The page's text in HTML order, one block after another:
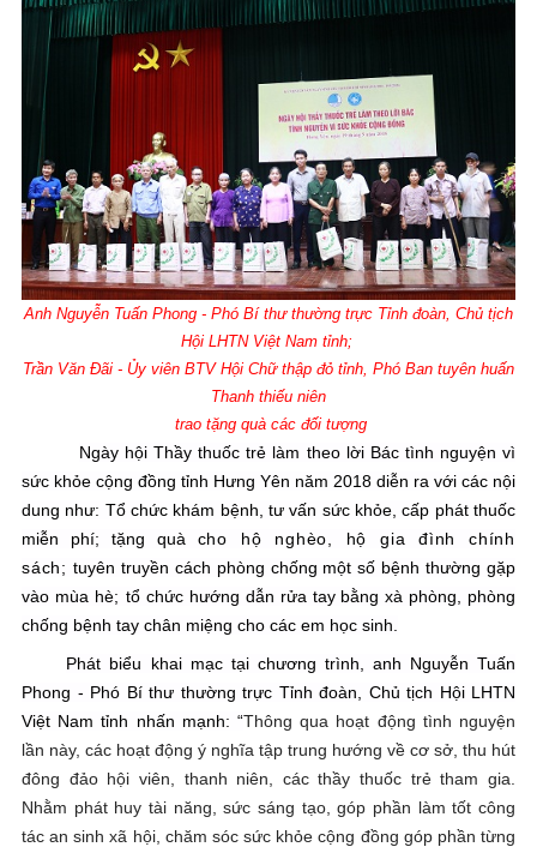
Anh Nguyễn Tuấn Phong - Phó Bí thư thường trực Tỉnh đoàn, Chủ tịch
Hội LHTN Việt Nam tỉnh;
Trần Văn Đãi - Ủy viên BTV Hội Chữ thập đỏ tỉnh, Phó Ban tuyên huấn
Thanh thiếu niên
trao tặng quà các đối tượng
Ngày hội Thầy thuốc trẻ làm theo lời Bác tình nguyện vì
sức khỏe cộng đồng tỉnh Hưng Yên năm 2018 diễn ra với các nội
dung như: Tổ chức khám bệnh, tư vấn sức khỏe, cấp phát thuốc
miễn phí; tặng quà cho hộ nghèo, hộ gia đình chính
sách; tuyên truyền cách phòng chống một số bệnh thường gặp
vào mùa hè;tổ chức hướng dẫn rửa tay bằng xà phòng, phòng
chống bệnh tay chân miệng cho các em học sinh.
Phát biểu khai mạc tại chương trình, anh Nguyễn Tuấn
Phong - Phó Bí thư thường trực Tỉnh đoàn, Chủ tịch Hội LHTN
Việt Nam tỉnh nhấn mạnh: “Thông qua hoạt động tình nguyện
lần này, các hoạt động ý nghĩa tập trung hướng về cơ sở, thu hút
đông đảo hội viên, thanh niên, các thầy thuốc trẻ tham gia.
Nhằm phát huy tài năng, sức sáng tạo, góp phần làm tốt công
tác an sinh xã hội, chăm sóc sức khỏe cộng đồng góp phần từng